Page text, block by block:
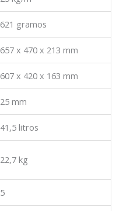
621 gramos
657 x 470 x 213 mm
607 x 420 x 163 mm
25 mm
41,5 litros
22,7 kg
5